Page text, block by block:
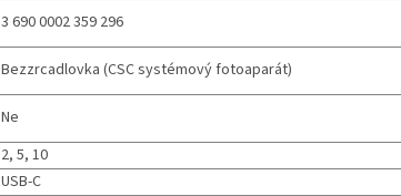
‎3 690 0002 359 296
Bezzrcadlovka (CSC systémový fotoaparát)
Ne
2, 5, 10
USB-C